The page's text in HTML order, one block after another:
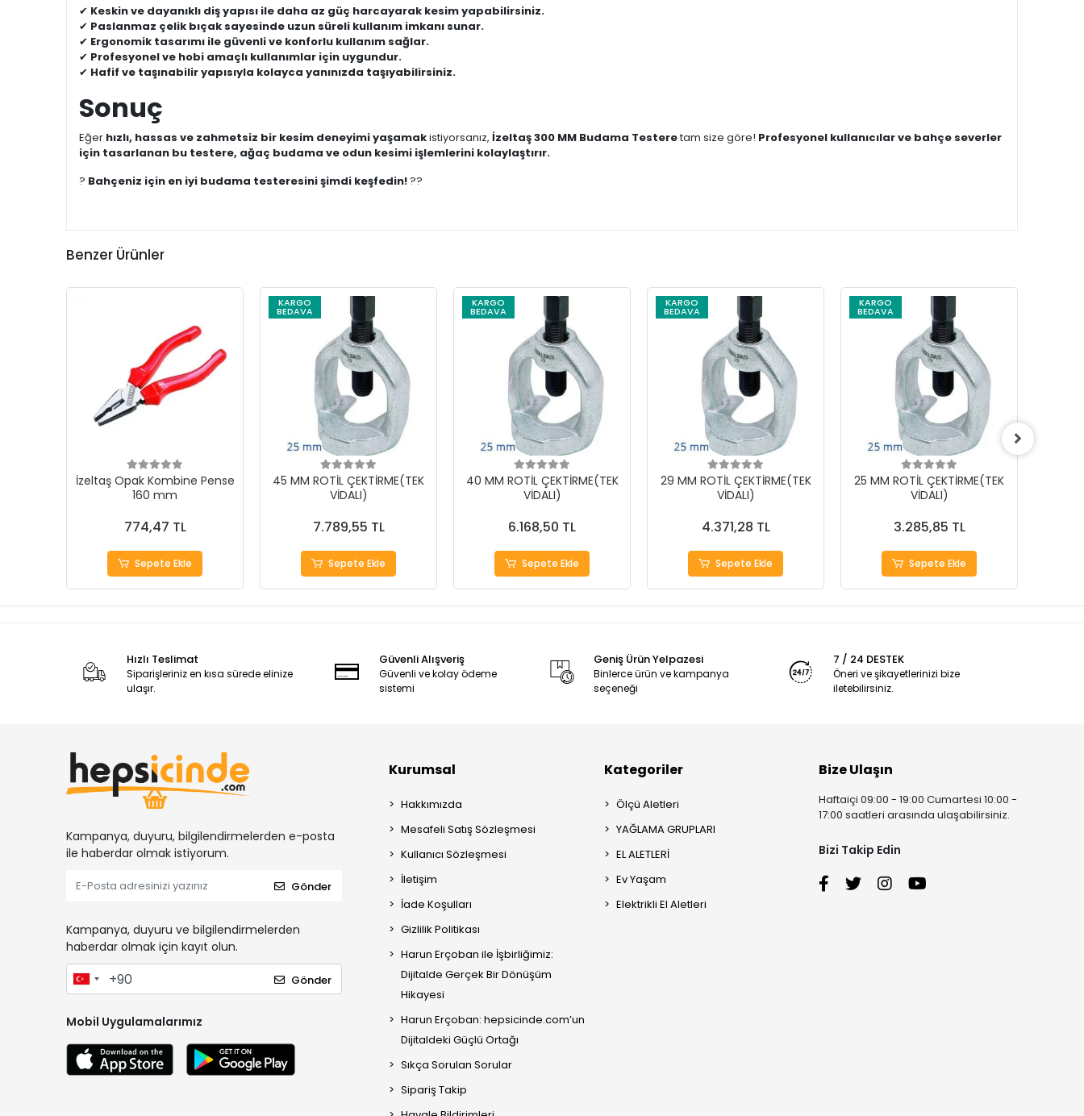
✔ Keskin ve dayanıklı diş yapısı ile daha az güç harcayarak kesim yapabilirsiniz.
✔ Paslanmaz çelik bıçak sayesinde uzun süreli kullanım imkanı sunar.
✔ Ergonomik tasarımı ile güvenli ve konforlu kullanım sağlar.
✔ Profesyonel ve hobi amaçlı kullanımlar için uygundur.
✔ Hafif ve taşınabilir yapısıyla kolayca yanınızda taşıyabilirsiniz.
Sonuç
Eğer hızlı, hassas ve zahmetsiz bir kesim deneyimi yaşamakistiyorsanız, İzeltaş 300 MM Budama Testeretam size göre! Profesyonel kullanıcılar ve bahçe severler
için tasarlanan bu testere, ağaç budama ve odun kesimi işlemlerini kolaylaştırır.
? Bahçeniz için en iyi budama testeresini şimdi keşfedin! ??
Benzer Ürünler
İzeltaş Opak Kombine Pense
160 mm
774,47 TL
Sepete Ekle
KARGO
BEDAVA
45 MM ROTİL ÇEKTİRME(TEK
VİDALI)
7.789,55 TL
Sepete Ekle
KARGO
BEDAVA
40 MM ROTİL ÇEKTİRME(TEK
VİDALI)
6.168,50 TL
Sepete Ekle
KARGO
BEDAVA
29 MM ROTİL ÇEKTİRME(TEK
VİDALI)
4.371,28 TL
Sepete Ekle
KARGO
BEDAVA
25 MM ROTİL ÇEKTİRME(TEK
VİDALI)
3.285,85 TL
Sepete Ekle
Hızlı Teslimat
Siparişleriniz en kısa sürede elinize
ulaşır.
Güvenli Alışveriş
Güvenli ve kolay ödeme
sistemi
Geniş Ürün Yelpazesi
Binlerce ürün ve kampanya
seçeneği
7 / 24 DESTEK
Öneri ve şikayetlerinizi bize
iletebilirsiniz.
Kampanya, duyuru, bilgilendirmelerden e-posta
ile haberdar olmak istiyorum.
Gönder
Kampanya, duyuru ve bilgilendirmelerden
haberdar olmak için kayıt olun.
Gönder
Mobil Uygulamalarımız
Kurumsal
Hakkımızda
Mesafeli Satış Sözleşmesi
Kullanıcı Sözleşmesi
İletişim
İade Koşulları
Gizlilik Politikası
Harun Erçoban ile İşbirliğimiz:
Dijitalde Gerçek Bir Dönüşüm
Hikayesi
Harun Erçoban: hepsicinde.com’un
Dijitaldeki Güçlü Ortağı
Sıkça Sorulan Sorular
Sipariş Takip
Kategoriler
Ölçü Aletleri
YAĞLAMA GRUPLARI
EL ALETLERİ
Ev Yaşam
Elektrikli El Aletleri
Bize Ulaşın
Haftaiçi 09:00 - 19:00 Cumartesi 10:00 -
17:00 saatleri arasında ulaşabilirsiniz.
Bizi Takip Edin